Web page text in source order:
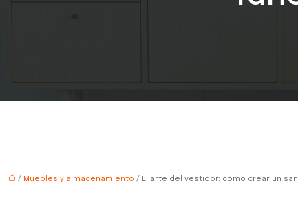
/ Muebles y almacenamiento / El arte del vestidor: cómo crear un